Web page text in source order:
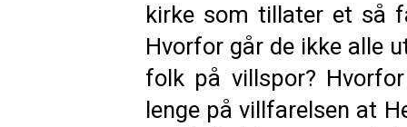
kirke som tillater et så
Hvorfor går de ikke alle
folk på villspor?
lenge på villfarelsen at